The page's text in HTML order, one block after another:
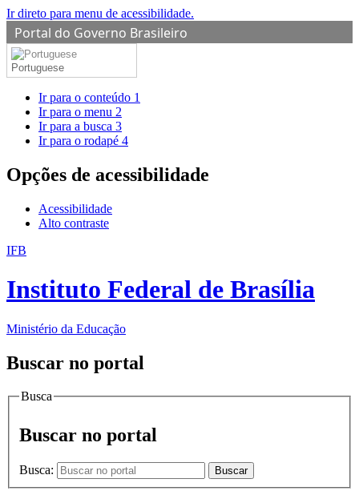
Ir direto para menu de acessibilidade.
Portal do Governo Brasileiro
Portuguese
Ir para o conteúdo 1
Ir para o menu 2
Ir para a busca 3
Ir para o rodapé 4
Opções de acessibilidade
Acessibilidade
Alto contraste
IFB
Instituto Federal de Brasília
Ministério da Educação
Buscar no portal
Busca
Buscar no portal
Busca: Buscar